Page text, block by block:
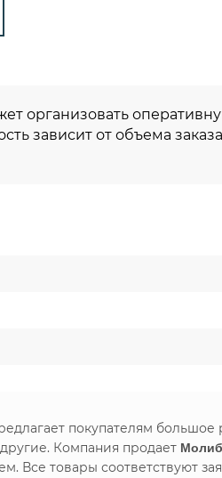
организовать
зависит от объема
покупателям большое
Компания продает
Все товары соответствуют